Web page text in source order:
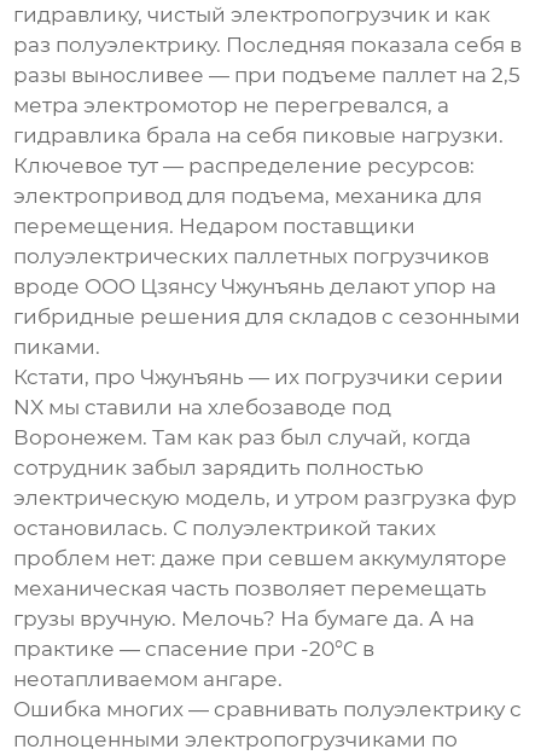
гидравлику, чистый электропогрузчик и как
раз полуэлектрику. Последняя показала себя в
разы выносливее — при подъеме паллет на 2,5
метра электромотор не перегревался, а
гидравлика брала на себя пиковые нагрузки.
Ключевое тут — распределение ресурсов:
электропривод для подъема, механика для
перемещения. Недаром поставщики
полуэлектрических паллетных погрузчиков
вроде ООО Цзянсу Чжунъянь делают упор на
гибридные решения для складов с сезонными
пиками.
Кстати, про Чжунъянь — их погрузчики серии
NX мы ставили на хлебозаводе под
Воронежем. Там как раз был случай, когда
сотрудник забыл зарядить полностью
электрическую модель, и утром разгрузка фур
остановилась. С полуэлектрикой таких
проблем нет: даже при севшем аккумуляторе
механическая часть позволяет перемещать
грузы вручную. Мелочь? На бумаге да. А на
практике — спасение при -20°C в
неотапливаемом ангаре.
Ошибка многих — сравнивать полуэлектрику с
полноценными электропогрузчиками по